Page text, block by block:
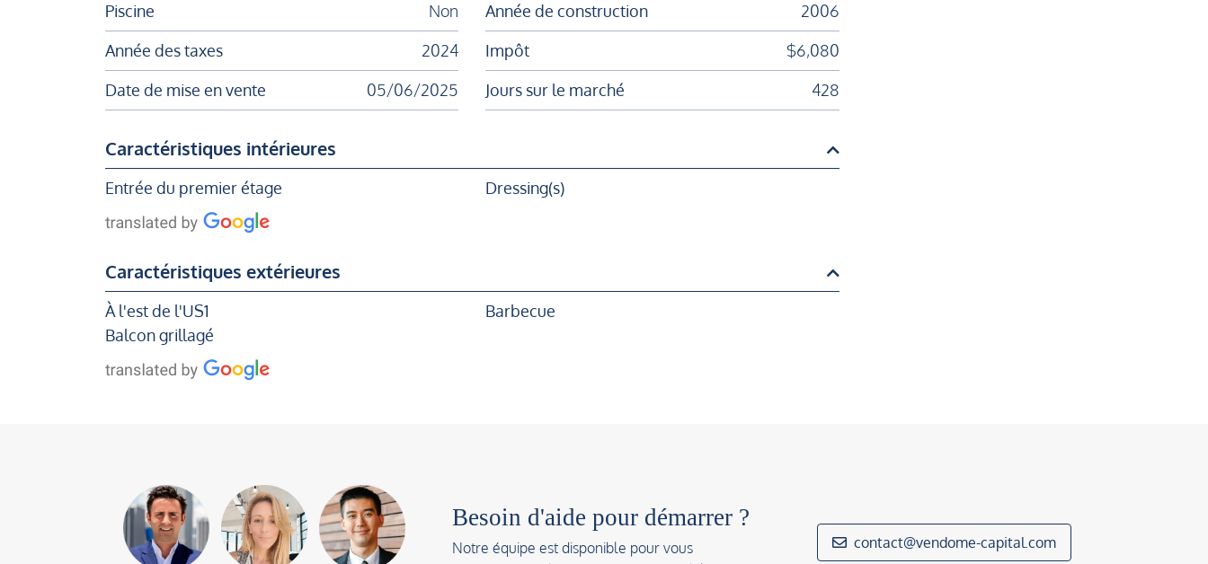
Piscine
Non Année de construction
2006
Année des taxes
2024 Impôt
$6,080
Date de mise en vente
05/06/2025 Jours sur le marché 428
Caractéristiques intérieures
Entrée du premier étage Dressing(s)
Caractéristiques extérieures
À l'est de l'US1
Barbecue
Balcon grillagé
Besoin d'aide pour démarrer ?
Notre équipe est disponible pour vous
contact@vendome-capital.com